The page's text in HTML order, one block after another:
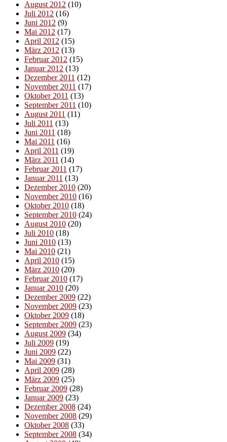
August 2012 (10)
Juli 2012 (16)
Juni 2012 (9)
Mai 2012 (17)
April 2012 (15)
März 2012 (13)
Februar 2012 (15)
Januar 2012 (13)
Dezember 2011 (12)
November 2011 (17)
Oktober 2011 (13)
September 2011 (10)
August 2011 (11)
Juli 2011 (13)
Juni 2011 (18)
Mai 2011 (16)
April 2011 (19)
März 2011 (14)
Februar 2011 (17)
Januar 2011 (13)
Dezember 2010 (20)
November 2010 (16)
Oktober 2010 (18)
September 2010 (24)
August 2010 (20)
Juli 2010 (18)
Juni 2010 (13)
Mai 2010 (21)
April 2010 (15)
März 2010 (20)
Februar 2010 (17)
Januar 2010 (20)
Dezember 2009 (22)
November 2009 (23)
Oktober 2009 (18)
September 2009 (23)
August 2009 (34)
Juli 2009 (19)
Juni 2009 (22)
Mai 2009 (31)
April 2009 (28)
März 2009 (25)
Februar 2009 (28)
Januar 2009 (23)
Dezember 2008 (24)
November 2008 (29)
Oktober 2008 (33)
September 2008 (34)